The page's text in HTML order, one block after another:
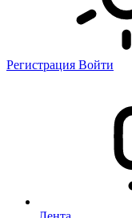
Регистрация Войти